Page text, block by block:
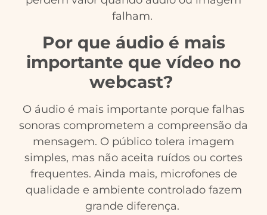
falham.
Por que áudio é mais
importante que vídeo no
webcast?
O áudio é mais importante porque falhas
sonoras comprometem a compreensão da
mensagem. O público tolera imagem
simples, mas não aceita ruídos ou cortes
frequentes. Ainda mais, microfones de
qualidade e ambiente controlado fazem
grande diferença.